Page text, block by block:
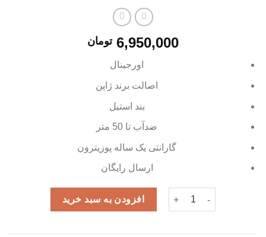
6,950,000 تومان
اورجینال
اصالت برند ژاپن
بند استیل
ضدآب تا 50 متر
گارانتی یک ساله پوزیترون
ارسال رایگان
ساعت مچی زنانه کاسیو مدل LTP-V007D-7E عدد
افزودن به سبد خرید